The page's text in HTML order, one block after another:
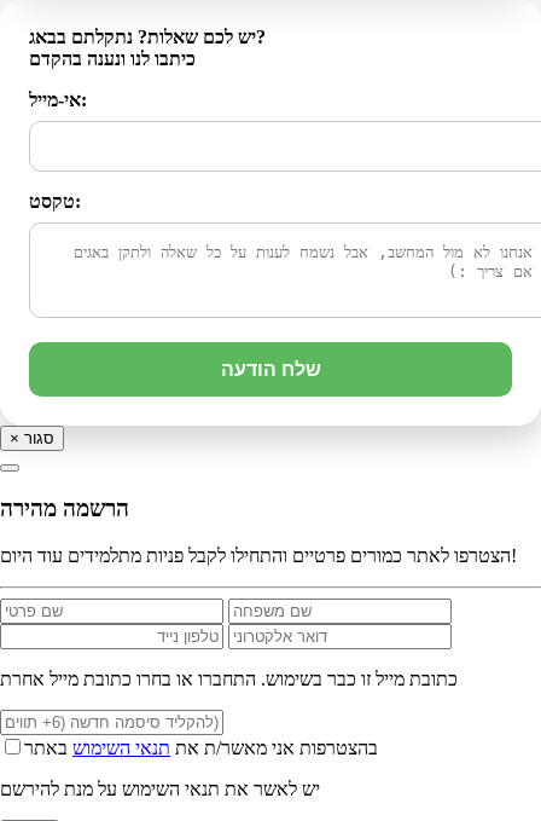
יש לכם שאלות? נתקלתם בבאג?
כיתבו לנו ונענה בהקדם
אי-מייל:
טקסט:
שלח הודעה
× סגור
הרשמה מהירה
הצטרפו לאתר כמורים פרטיים והתחילו לקבל פניות מתלמידים עוד היום!
כתובת מייל זו כבר בשימוש. התחברו או בחרו כתובת מייל אחרת
בהצטרפות אני מאשר/ת את תנאי השימוש באתר
יש לאשר את תנאי השימוש על מנת להירשם